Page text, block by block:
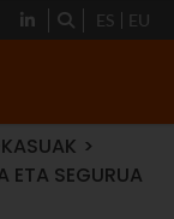
ES EU
ETA SEGURUA